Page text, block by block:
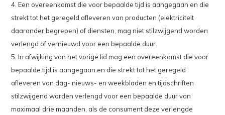
4. Een overeenkomst die voor bepaalde tijd is aangegaan en die
strekt tot het geregeld afleveren van producten (elektriciteit
daaronder begrepen) of diensten, mag niet stilzwijgend worden
verlengd of vernieuwd voor een bepaalde duur.
5. In afwijking van het vorige lid mag een overeenkomst die voor
bepaalde tijd is aangegaan en die strekt tot het geregeld
afleveren van dag- nieuws- en weekbladen en tijdschriften
stilzwijgend worden verlengd voor een bepaalde duur van
maximaal drie maanden, als de consument deze verlengde